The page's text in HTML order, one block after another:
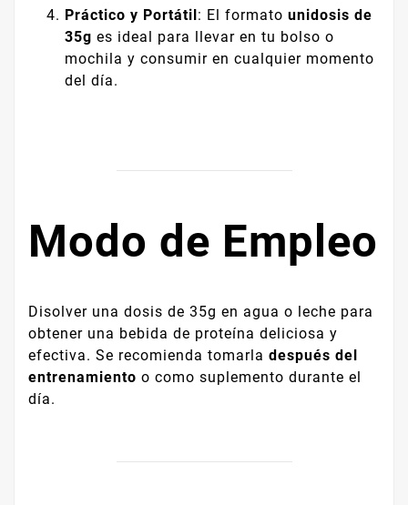
Práctico y Portátil: El formato unidosis de
35g es ideal para llevar en tu bolso o
mochila y consumir en cualquier momento
del día.
Modo de Empleo
Disolver una dosis de 35g en agua o leche para
obtener una bebida de proteína deliciosa y
efectiva. Se recomienda tomarla después del
entrenamiento o como suplemento durante el
día.